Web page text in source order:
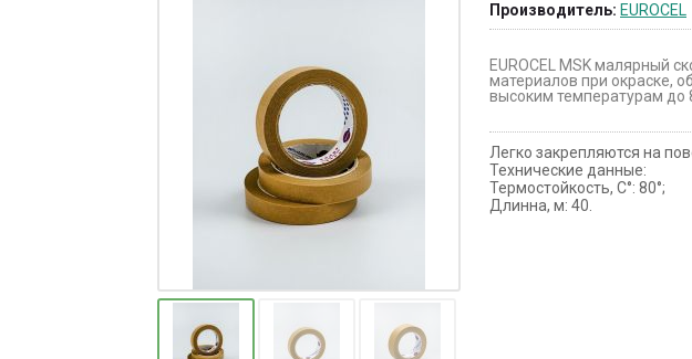
Производитель: EUROCEL
EUROCEL MSK малярный
материалов при окраске,
высоким температурам до
Легко закрепляются на
Технические данные:
Teрмостойкость, C°: 80°;
Длинна, м: 40.